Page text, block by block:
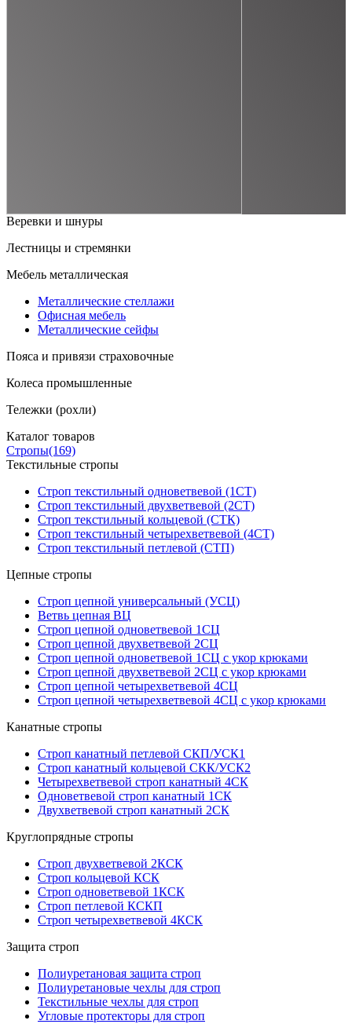
Веревки и шнуры
Лестницы и стремянки
Мебель металлическая
Металлические стеллажи
Офисная мебель
Металлические сейфы
Пояса и привязи страховочные
Колеса промышленные
Тележки (рохли)
Каталог товаров
Стропы(169)
Текстильные стропы
Строп текстильный одноветвевой (1СТ)
Строп текстильный двухветвевой (2СТ)
Строп текстильный кольцевой (СТК)
Строп текстильный четырехветвевой (4СТ)
Строп текстильный петлевой (СТП)
Цепные стропы
Строп цепной универсальный (УСЦ)
Ветвь цепная ВЦ
Строп цепной одноветвевой 1СЦ
Строп цепной двухветвевой 2СЦ
Строп цепной одноветвевой 1СЦ с укор крюками
Строп цепной двухветвевой 2СЦ с укор крюками
Строп цепной четырехветвевой 4СЦ
Строп цепной четырехветвевой 4СЦ с укор крюками
Канатные стропы
Строп канатный петлевой СКП/УСК1
Строп канатный кольцевой СКК/УСК2
Четырехветвевой строп канатный 4СК
Одноветвевой строп канатный 1СК
Двухветвевой строп канатный 2СК
Круглопрядные стропы
Строп двухветвевой 2КСК
Строп кольцевой КСК
Строп одноветвевой 1КСК
Строп петлевой КСКП
Строп четырехветвевой 4КСК
Защита строп
Полиуретановая защита строп
Полиуретановые чехлы для строп
Текстильные чехлы для строп
Угловые протекторы для строп